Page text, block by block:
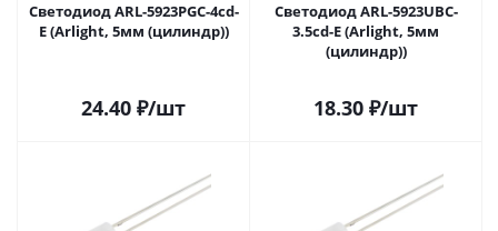
Светодиод ARL-5923PGC-4cd-
E (Arlight, 5мм (цилиндр))
24.40 ₽/шт
Светодиод ARL-5923UBC-
3.5cd-E (Arlight, 5мм
(цилиндр))
18.30 ₽/шт